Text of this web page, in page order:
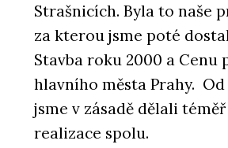
Strašnicích. Byla to naše
za kterou jsme poté
Stavba roku 2000 a Cenu
hlavního města Prahy.
jsme v zásadě dělali
realizace spolu.